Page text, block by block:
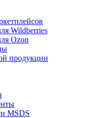
Wildberries
Ozon
продукции
MSDS